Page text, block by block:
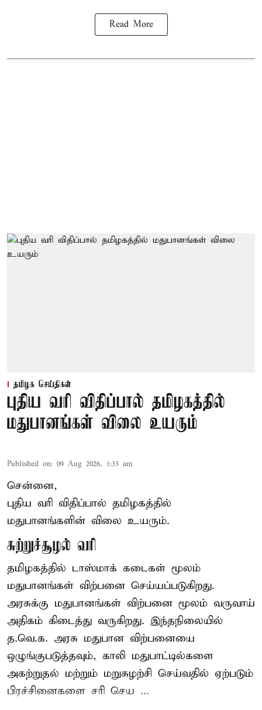
Read More
தமிழக செய்திகள்
புதிய வரி விதிப்பால் தமிழகத்தில்
மதுபானங்கள் விலை உயரும்
Published on: 09 Aug 2026, 1:33 am
சென்னை,
புதிய வரி விதிப்பால் தமிழகத்தில்
மதுபானங்களின் விலை உயரும்.
சுற்றுச்சூழல் வரி
தமிழகத்தில் டாஸ்மாக் கடைகள் மூலம்
மதுபானங்கள் விற்பனை செய்யப்படுகிறது.
அரசுக்கு மதுபானங்கள் விற்பனை மூலம் வருவாய்
அதிகம் கிடைத்து வருகிறது. இந்தநிலையில்
த.வெ.க. அரசு மதுபான விற்பனையை
ஒழுங்குபடுத்தவும், காலி மதுபாட்டில்களை
அகற்றுதல் மற்றும் மறுசுழற்சி செய்வதில் ஏற்படும்
பிரச்சினைகளை சரி செய ...